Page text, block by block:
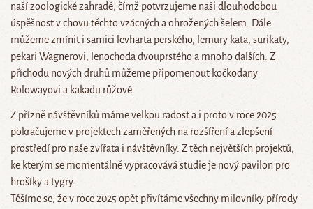
naší zoologické zahradě, čímž potvrzujeme naši dlouhodobou
úspěšnost v chovu těchto vzácných a ohrožených šelem. Dále
můžeme zmínit i samici levharta perského, lemury kata, surikaty,
pekari Wagnerovi, lenochoda dvouprstého a mnoho dalších. Z
příchodu nových druhů můžeme připomenout kočkodany
Rolowayovi a kakadu růžové.
Z přízně návštěvníků máme velkou radost a i proto v roce 2025
pokračujeme v projektech zaměřených na rozšíření a zlepšení
prostředí pro naše zvířata i návštěvníky. Z těch největších projektů,
ke kterým se momentálně vypracovává studie je nový pavilon pro
hrošíky a tygry.
Těšíme se, že v roce 2025 opět přivítáme všechny milovníky přírody